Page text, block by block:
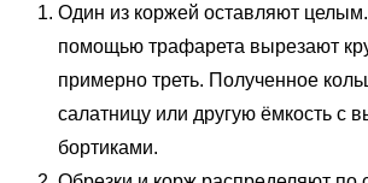
Один из коржей оставляют
помощью трафарета вырезают
примерно треть. Полученное
салатницу или другую ёмкость с
бортиками.